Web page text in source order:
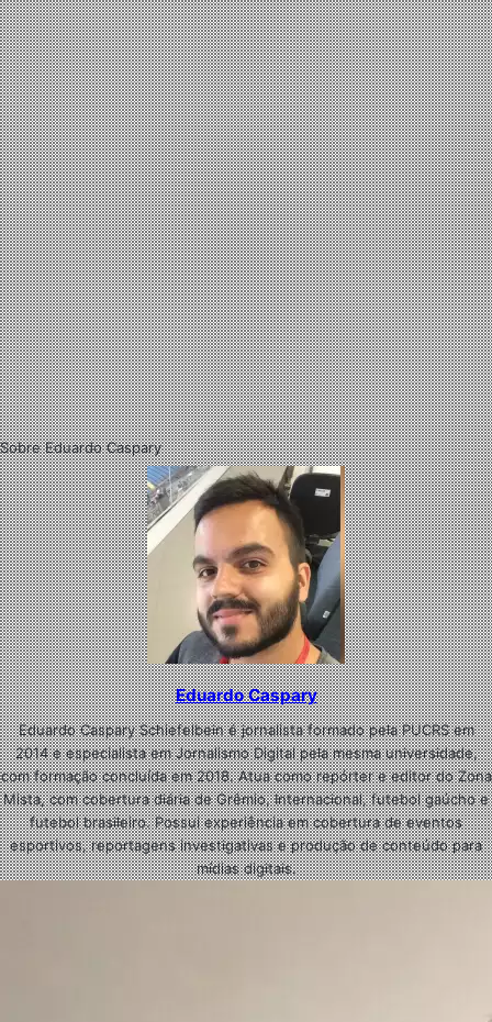
Sobre Eduardo Caspary
Eduardo Caspary
Eduardo Caspary Schiefelbein é jornalista formado pela PUCRS em
2014 e especialista em Jornalismo Digital pela mesma universidade,
com formação concluída em 2018. Atua como repórter e editor do Zona
Mista, com cobertura diária de Grêmio, Internacional, futebol gaúcho e
futebol brasileiro. Possui experiência em cobertura de eventos
esportivos, reportagens investigativas e produção de conteúdo para
mídias digitais.